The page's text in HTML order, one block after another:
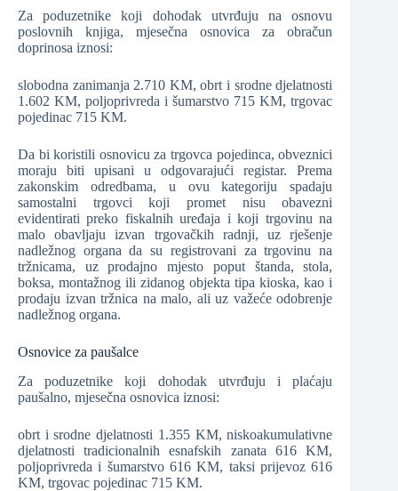
Za poduzetnike koji dohodak utvrđuju na osnovu
poslovnih knjiga, mjesečna osnovica za obračun
doprinosa iznosi:
slobodna zanimanja 2.710 KM, obrt i srodne djelatnosti
1.602 KM, poljoprivreda i šumarstvo 715 KM, trgovac
pojedinac 715 KM.
Da bi koristili osnovicu za trgovca pojedinca, obveznici
moraju biti upisani u odgovarajući registar. Prema
zakonskim odredbama, u ovu kategoriju spadaju
samostalni trgovci koji promet nisu obavezni
evidentirati preko fiskalnih uređaja i koji trgovinu na
malo obavljaju izvan trgovačkih radnji, uz rješenje
nadležnog organa da su registrovani za trgovinu na
tržnicama, uz prodajno mjesto poput štanda, stola,
boksa, montažnog ili zidanog objekta tipa kioska, kao i
prodaju izvan tržnica na malo, ali uz važeće odobrenje
nadležnog organa.
Osnovice za paušalce
Za poduzetnike koji dohodak utvrđuju i plaćaju
paušalno, mjesečna osnovica iznosi:
obrt i srodne djelatnosti 1.355 KM, niskoakumulativne
djelatnosti tradicionalnih esnafskih zanata 616 KM,
poljoprivreda i šumarstvo 616 KM, taksi prijevoz 616
KM, trgovac pojedinac 715 KM.